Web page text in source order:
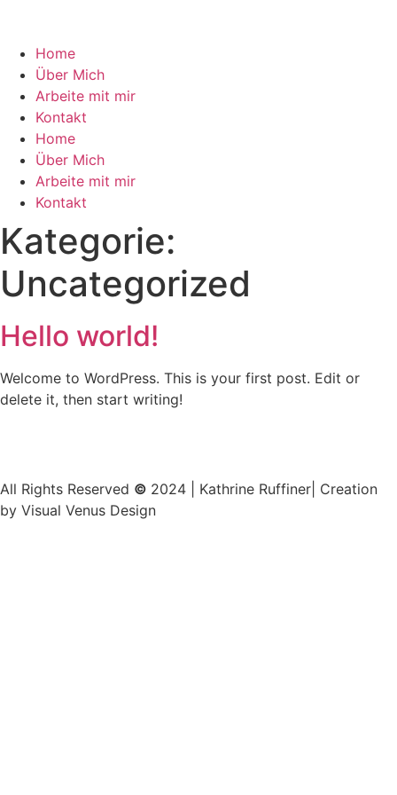
wechseln
Home
Über Mich
Arbeite mit mir
Kontakt
Home
Über Mich
Arbeite mit mir
Kontakt
Kategorie:
Uncategorized
Hello world!
Welcome to WordPress. This is your first post. Edit or
delete it, then start writing!
All Rights Reserved © 2024 | Kathrine Ruffiner| Creation
by Visual Venus Design